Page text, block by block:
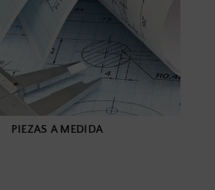
PIEZAS A MEDIDA